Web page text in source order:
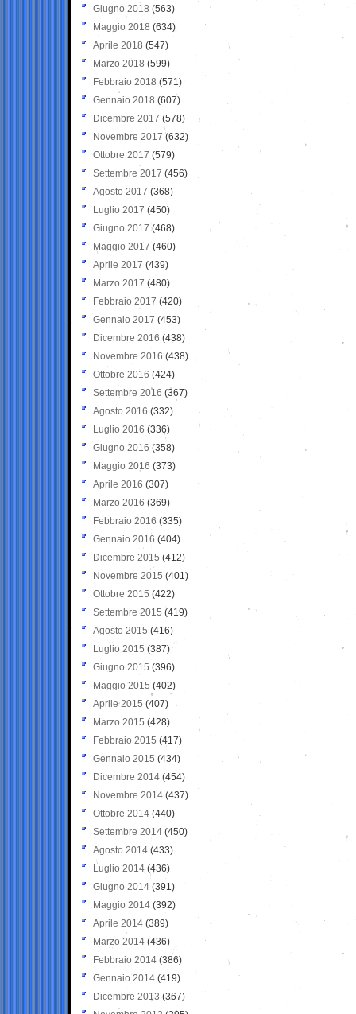
Giugno 2018 (563)
Maggio 2018 (634)
Aprile 2018 (547)
Marzo 2018 (599)
Febbraio 2018 (571)
Gennaio 2018 (607)
Dicembre 2017 (578)
Novembre 2017 (632)
Ottobre 2017 (579)
Settembre 2017 (456)
Agosto 2017 (368)
Luglio 2017 (450)
Giugno 2017 (468)
Maggio 2017 (460)
Aprile 2017 (439)
Marzo 2017 (480)
Febbraio 2017 (420)
Gennaio 2017 (453)
Dicembre 2016 (438)
Novembre 2016 (438)
Ottobre 2016 (424)
Settembre 2016 (367)
Agosto 2016 (332)
Luglio 2016 (336)
Giugno 2016 (358)
Maggio 2016 (373)
Aprile 2016 (307)
Marzo 2016 (369)
Febbraio 2016 (335)
Gennaio 2016 (404)
Dicembre 2015 (412)
Novembre 2015 (401)
Ottobre 2015 (422)
Settembre 2015 (419)
Agosto 2015 (416)
Luglio 2015 (387)
Giugno 2015 (396)
Maggio 2015 (402)
Aprile 2015 (407)
Marzo 2015 (428)
Febbraio 2015 (417)
Gennaio 2015 (434)
Dicembre 2014 (454)
Novembre 2014 (437)
Ottobre 2014 (440)
Settembre 2014 (450)
Agosto 2014 (433)
Luglio 2014 (436)
Giugno 2014 (391)
Maggio 2014 (392)
Aprile 2014 (389)
Marzo 2014 (436)
Febbraio 2014 (386)
Gennaio 2014 (419)
Dicembre 2013 (367)